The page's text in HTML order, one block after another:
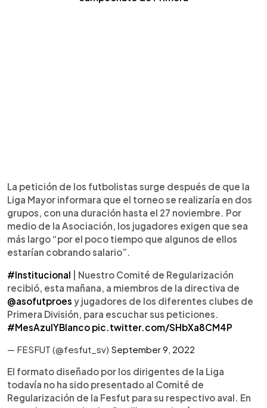
La petición de los futbolistas surge después de que la
Liga Mayor informara que el torneo se realizaría en dos
grupos, con una duración hasta el 27 noviembre. Por
medio de la Asociación, los jugadores exigen que sea
más largo “por el poco tiempo que algunos de ellos
estarían cobrando salario”.
#Institucional | Nuestro Comité de Regularización
recibió, esta mañana, a miembros de la directiva de
@asofutproes y jugadores de los diferentes clubes de
Primera División, para escuchar sus peticiones.
#MesAzulYBlanco pic.twitter.com/SHbXa8CM4P
— FESFUT (@fesfut_sv) September 9, 2022
El formato diseñado por los dirigentes de la Liga
todavía no ha sido presentado al Comité de
Regularización de la Fesfut para su respectivo aval. En